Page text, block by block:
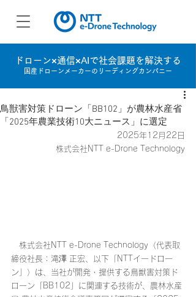
ドローン×通信×AIで社会課題を解決する
国産ドローンメーカーのリーディングカンパニー
鳥獣害対策ドローン「BB102」が農林水産省
「2025年農業技術10大ニュース」に選定
2025年12月22日
株式会社NTT e-Drone Technology
株式会社NTT e-Drone Technology（代表取
締役社長：滝澤 正宏、以下「NTTイードロー
ン」）は、当社が開発・提供する鳥獣害対策ド
ローン「BB102」に関連する技術が、農林水産